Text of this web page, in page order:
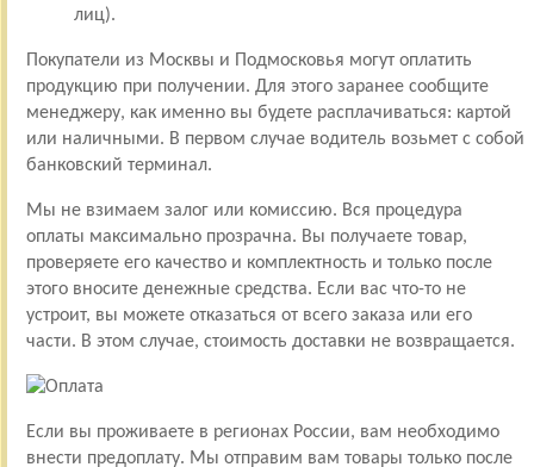
лиц).
Покупатели из Москвы и Подмосковья могут оплатить
продукцию при получении. Для этого заранее сообщите
менеджеру, как именно вы будете расплачиваться: картой
или наличными. В первом случае водитель возьмет с собой
банковский терминал.
Мы не взимаем залог или комиссию. Вся процедура
оплаты максимально прозрачна. Вы получаете товар,
проверяете его качество и комплектность и только после
этого вносите денежные средства. Если вас что-то не
устроит, вы можете отказаться от всего заказа или его
части. В этом случае, стоимость доставки не возвращается.
Если вы проживаете в регионах России, вам необходимо
внести предоплату. Мы отправим вам товары только после